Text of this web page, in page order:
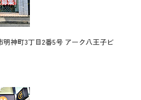
明神町3丁目2番5号 アーク八王子ビ